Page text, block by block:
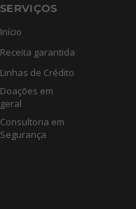
SERVIÇOS
Início
Receita garantida
Linhas de Crédito
Doações em
geral
Consultoria em
Segurança